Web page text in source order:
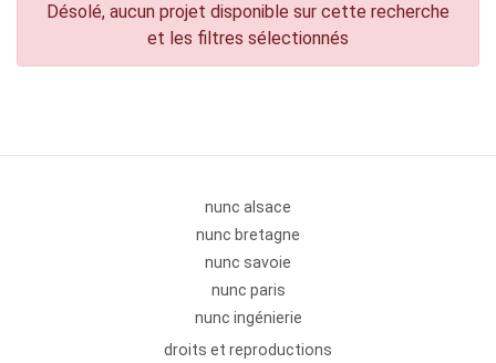
Désolé, aucun projet disponible sur cette recherche
et les filtres sélectionnés
nunc alsace
nunc bretagne
nunc savoie
nunc paris
nunc ingénierie
droits et reproductions